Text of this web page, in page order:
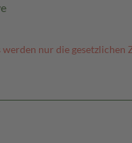
nur die gesetzlichen